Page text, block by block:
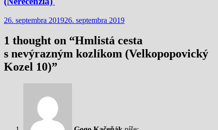
26. septembra 201926. septembra 2019
1 thought on “Hmlistá cesta
s nevýrazným kozlíkom (Velkopopovický
Kozel 10)”